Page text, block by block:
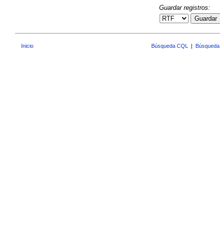
Guardar registros:
Guardar
Inicio Búsqueda CQL